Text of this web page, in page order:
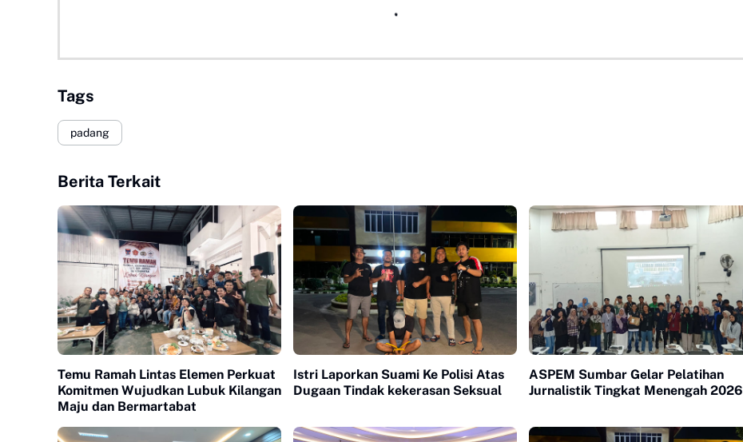
Tags
padang
Berita Terkait
Temu Ramah Lintas Elemen Perkuat
Komitmen Wujudkan Lubuk Kilangan
Maju dan Bermartabat
Istri Laporkan Suami Ke Polisi Atas
Dugaan Tindak kekerasan Seksual
ASPEM Sumbar Gelar Pelatihan
Jurnalistik Tingkat Menengah 2026